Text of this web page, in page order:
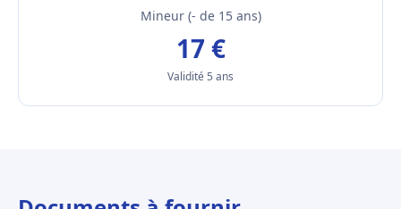
Mineur (- de 15 ans)
17 €
Validité 5 ans